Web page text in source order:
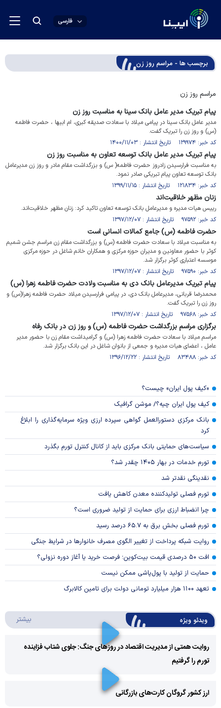
فارسی
برچسب ها - مراسم روز زن
مراسم روز زن
پیام تبریک مدیر عامل بانک سینا به مناسبت روز زن
مدیر عامل بانک سینا در پیامی میلاد با سعادت صدیقه کبری، ام ابیها ، حضرت فاطمه
(س) و روز زن را تبریک گفت.
کد خبر: ۱۲۹۹۷۴ تاریخ انتشار : ۱۴۰۰/۱۱/۰۳
پیام تبریک مدیر عامل بانک توسعه تعاون به مناسبت روز زن
به مناسبت فرارسیدن زادروز حضرت فاطمه( س) و بزرگداشت مقام مادر و روز زن مدیرعامل
بانک توسعه تعاون پیام تبریکی صادر نمود.
کد خبر: ۱۲۱۸۳۴ تاریخ انتشار : ۱۳۹۹/۱۱/۱۵
زنان مظهر خلاقیت‌اند
رییس هیات‌ مدیره و مدیرعامل بانک توسعه تعاون تاکید کرد: زنان مظهر خلاقیت‌اند.
کد خبر: ۹۷۵۹۲ تاریخ انتشار : ۱۳۹۷/۱۲/۰۷
حضرت فاطمه (س) جامع کمالات انسانی است
به مناسبت میلاد با سعادت حضرت فاطمه (س) و بزرگداشت مقام زن مراسم جشن شمیم
کوثر با حضور معاونین و مدیران حوزه مرکزی و همکاران خانم شاغل در حوزه مرکزی
موسسه اعتباری کوثر برگزار شد.
کد خبر: ۹۷۵۹۰ تاریخ انتشار : ۱۳۹۷/۱۲/۰۷
پیام تبریک مدیرعامل بانک دی به مناسبت ولادت حضرت فاطمه زهرا (س)
محمدرضا قربانی، مدیرعامل بانک دی، در پیامی فرارسیدن میلاد حضرت فاطمه زهرا(س) و
روز زن را تبریک گفت.
کد خبر: ۹۷۵۶۸ تاریخ انتشار : ۱۳۹۷/۱۲/۰۷
برگزاری مراسم بزرگداشت حضرت فاطمه (س) و روز زن در بانک رفاه
مراسم میلاد با سعادت حضرت فاطمه زهرا (س) و گرامیداشت مقام زن با حضور مدیر
عامل ، اعضای هیات مدیره و جمعی از بانوان شاغل در این بانک برگزار شد.
کد خبر: ۸۳۴۸۸ تاریخ انتشار : ۱۳۹۶/۱۲/۲۲
«کیف پول ایران» چیست؟
کیف پول ایران چیه؟/ موشن گرافیک
بانک مرکزی دستورالعمل گواهی سپرده ارزی ویژه سرمایه‌گذاری را ابلاغ
کرد
سیاست‌های حمایتی بانک مرکزی باید از کانال کنترل تورم بگذرد
تورم خدمات در بهار ۱۴۰۵ چقدر شد؟
نقدینگی نقدتر شد
تورم فصلی تولیدکننده معدن کاهش یافت
چرا انضباط ارزی برای حمایت از تولید ضروری است؟
تورم فصلی بخش برق به ۶۵.۷ درصد رسید
روایت شبکه پرداخت از تغییر الگوی مصرف خانوار‌ها در شرایط جنگی
افت ۵۰ درصدی قیمت بیت‌کوین؛ فرصت خرید یا آغاز دوره نزولی؟
حمایت از تولید با پول‌پاشی ممکن نیست
تعهد ۱۱۰۰ هزار میلیارد تومانی دولت برای تامین کالابرگ
ویدئو ویژه بیشتر
Play
Video
روایت همتی از مدیریت اقتصاد در روزهای جنگ: جلوی شتاب فزاینده
تورم را گرفتیم
ارز کشور گروگان کارت‌های بازرگانی